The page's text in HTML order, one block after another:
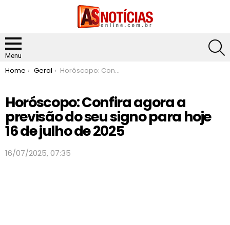
Menu
You are here:
Home Geral Horóscopo: Confira agora a previsão do seu signo para hoje 16 de julho de 2025
Horóscopo: Confira agora a
previsão do seu signo para hoje
16 de julho de 2025
16/07/2025, 07:35